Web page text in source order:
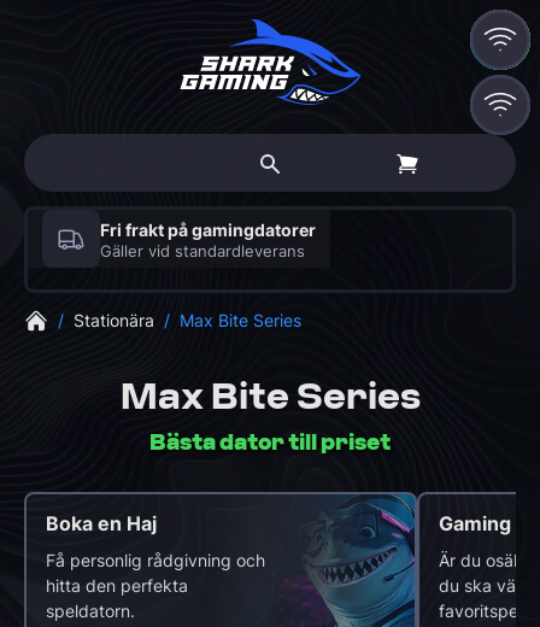
30 dagars öppet köp
På alla beställningar – även skräddarsydda
gamingdatorer
/ Stationära / Max Bite Series
Max Bite Series
Bästa dator till priset
Boka en Haj
Få personlig rådgivning och
hitta den perfekta
speldatorn.
Gaming
Är du
du ska välja
favoritspel?
RGB
RGB
RGB
RGB
RGB